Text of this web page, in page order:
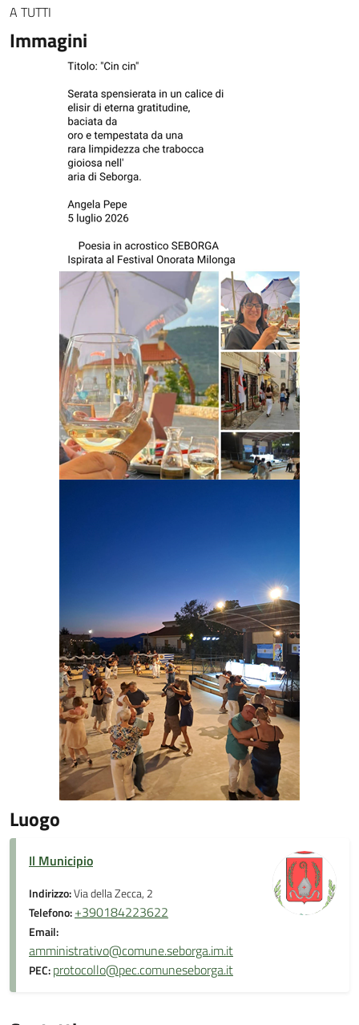
A TUTTI
Immagini
Luogo
Il Municipio
Indirizzo:Via della Zecca, 2
Telefono:+390184223622
Email:
amministrativo@comune.seborga.im.it
PEC:protocollo@pec.comuneseborga.it